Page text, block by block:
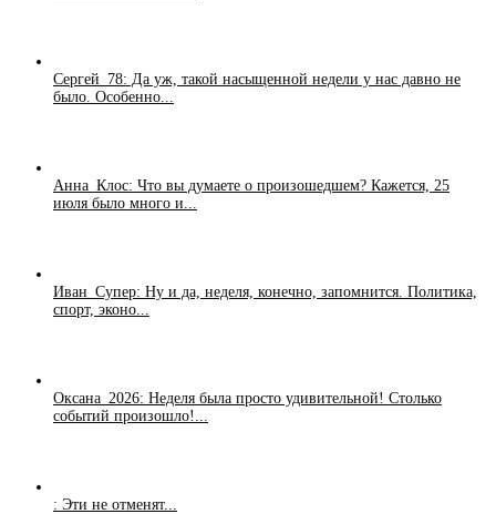
Сергей_78: Да уж, такой насыщенной недели у нас давно не
было. Особенно...
Анна_Клос: Что вы думаете о произошедшем? Кажется, 25
июля было много и...
Иван_Супер: Ну и да, неделя, конечно, запомнится. Политика,
спорт, эконо...
Оксана_2026: Неделя была просто удивительной! Столько
событий произошло!...
: Эти не отменят...